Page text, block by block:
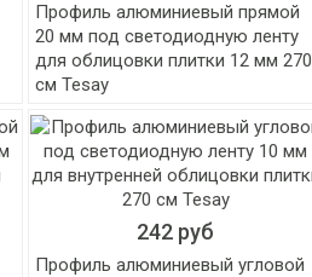
Профиль алюминиевый прямой
20 мм под светодиодную ленту
для облицовки плитки 12 мм 270
см Tesay
242 руб
Профиль алюминиевый угловой